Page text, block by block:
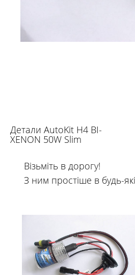
Детали AutoKit H4 BI-
XENON 50W Slim
Візьміть в дорогу!
З ним простіше в будь-